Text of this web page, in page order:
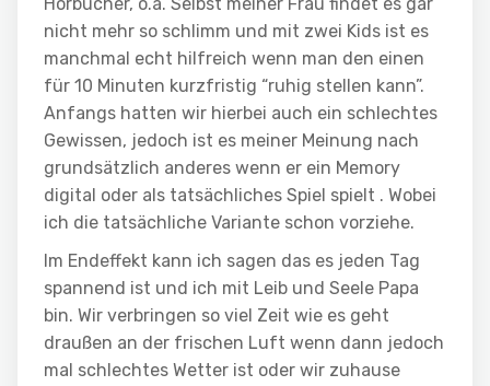
Hörbücher, o.ä. Selbst meiner Frau findet es gar
nicht mehr so schlimm und mit zwei Kids ist es
manchmal echt hilfreich wenn man den einen
für 10 Minuten kurzfristig “ruhig stellen kann”.
Anfangs hatten wir hierbei auch ein schlechtes
Gewissen, jedoch ist es meiner Meinung nach
grundsätzlich anderes wenn er ein Memory
digital oder als tatsächliches Spiel spielt . Wobei
ich die tatsächliche Variante schon vorziehe.
Im Endeffekt kann ich sagen das es jeden Tag
spannend ist und ich mit Leib und Seele Papa
bin. Wir verbringen so viel Zeit wie es geht
draußen an der frischen Luft wenn dann jedoch
mal schlechtes Wetter ist oder wir zuhause